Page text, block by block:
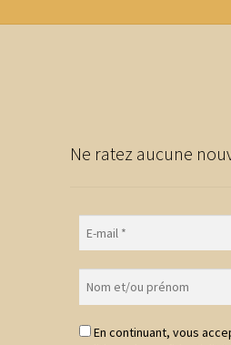
Ne ratez aucune
En continuant, vous